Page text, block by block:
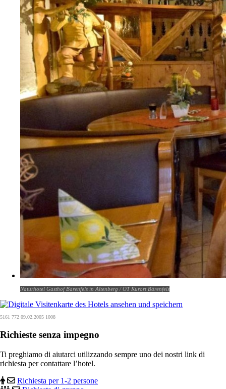
Naturhotel Gasthof Bärenfels in Altenberg / OT Kurort Bärenfels
5161 772 09.02.2005 1008
Richieste senza impegno
Ti preghiamo di aiutarci utilizzando sempre uno dei nostri link di
richiesta per contattare l’hotel.
Richiesta per 1-2 persone